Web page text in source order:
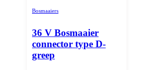
Bosmaaiers
36 V Bosmaaier
connector type D-
greep